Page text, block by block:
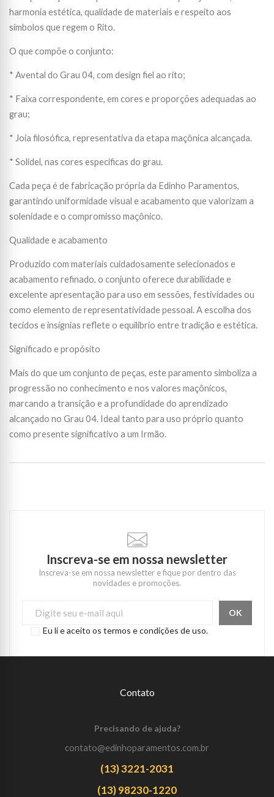
harmonia estética, qualidade de materiais e respeito aos
símbolos que regem o Rito.
O que compõe o conjunto:
* Avental do Grau 04, com design fiel ao rito;
* Faixa correspondente, em cores e proporções adequadas ao
grau;
* Joia filosófica, representativa da etapa maçônica alcançada.
* Solidel, nas cores especificas do grau.
Cada peça é de fabricação própria da Edinho Paramentos,
garantindo uniformidade visual e acabamento que valorizam a
solenidade e o compromisso maçônico.
Qualidade e acabamento
Produzido com materiais cuidadosamente selecionados e
acabamento refinado, o conjunto oferece durabilidade e
excelente apresentação para uso em sessões, festividades ou
como elemento de representatividade pessoal. A escolha dos
tecidos e insígnias reflete o equilíbrio entre tradição e estética.
Significado e propósito
Mais do que um conjunto de peças, este paramento simboliza a
progressão no conhecimento e nos valores maçônicos,
marcando a transição e a profundidade do aprendizado
alcançado no Grau 04. Ideal tanto para uso próprio quanto
como presente significativo a um Irmão.
Inscreva-se em nossa newsletter
Inscreva-se em nossa newsletter e fique por dentro das
novidades e promoções.
Eu li e aceito os termos e condições de uso.
Contato
Precisando de ajuda?
contato@edinhoparamentos.com.br
(13) 3221-2031
(13) 98230-1220